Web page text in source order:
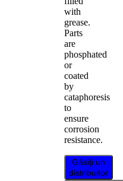
with
grease.
Parts
are
phosphated
or
coated
by
cataphoresis
to
ensure
corrosion
resistance.
Găsiți un
distribuitor